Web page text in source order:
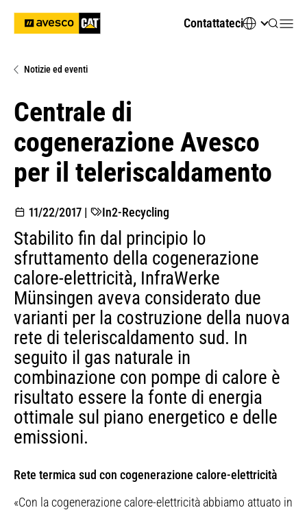
Contattateci
Notizie ed eventi
Centrale di
cogenerazione Avesco
per il teleriscaldamento
11/22/2017 | In2-Recycling
Stabilito fin dal principio lo
sfruttamento della cogenerazione
calore-elettricità, InfraWerke
Münsingen aveva considerato due
varianti per la costruzione della nuova
rete di teleriscaldamento sud. In
seguito il gas naturale in
combinazione con pompe di calore è
risultato essere la fonte di energia
ottimale sul piano energetico e delle
emissioni.
Rete termica sud con cogenerazione calore-elettricità
«Con la cogenerazione calore-elettricità abbiamo attuato in